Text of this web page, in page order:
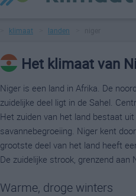
klimaat landen
Het klimaat van
Niger is een land in Afrika. De
zuidelijke deel ligt in de Sahel.
Het zuiden van het land bestaat
savannebegroeiing. Niger kent
grootste deel van het land heeft
De zuidelijke strook, grenzend
Warme, droge winters